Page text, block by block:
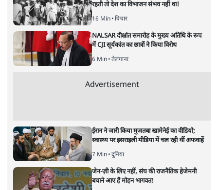
रहती तो देश का विभाजन संभव नहीं था!
16 Min• विचार
NALSAR दीक्षांत समारोह के मुख्य अतिथि के रूप
में CJI सूर्यकांत का छात्रों ने किया विरोध
6 Min• तेलंगाना
Advertisement
ईरान ने जारी किया मुजतबा खामेनेई का वीडियो;
स्वास्थ्य पर इसराइली मीडिया में चल रही थीं अफवाहें
7 Min• दुनिया
जेन-ज़ी के लिए नहीं, संघ की राजनैतिक हेजेमनी
बचाने आए हैं मोहन भागवत!